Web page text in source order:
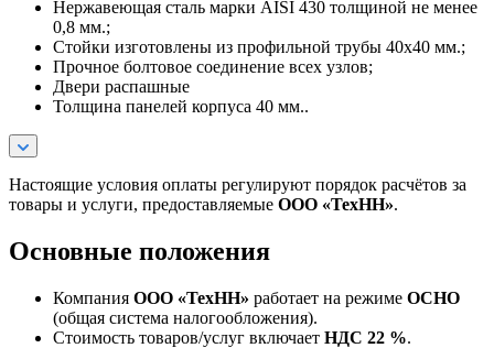
Нержавеющая сталь марки AISI 430 толщиной не менее
0,8 мм.;
Стойки изготовлены из профильной трубы 40х40 мм.;
Прочное болтовое соединение всех узлов;
Двери распашные
Толщина панелей корпуса 40 мм..
Настоящие условия оплаты регулируют порядок расчётов за
товары и услуги, предоставляемые ООО «ТехНН».
Основные положения
Компания ООО «ТехНН» работает на режиме ОСНО
(общая система налогообложения).
Стоимость товаров/услуг включает НДС 22 %.